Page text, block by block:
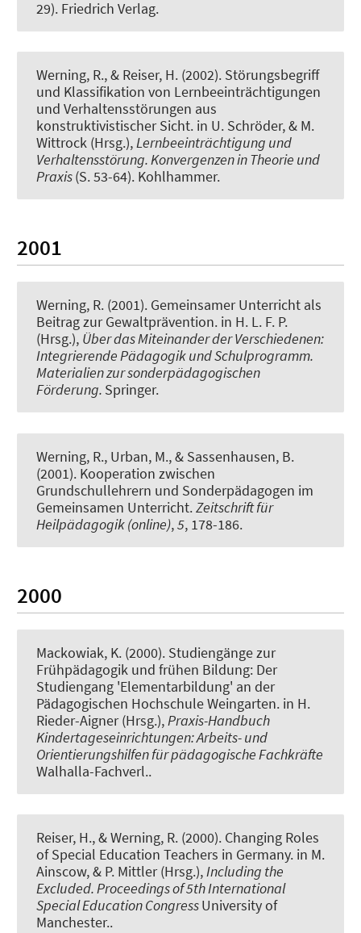
29). Friedrich Verlag.
Werning, R., & Reiser, H. (2002). Störungsbegriff
und Klassifikation von Lernbeeinträchtigungen
und Verhaltensstörungen aus
konstruktivistischer Sicht. in U. Schröder, & M.
Wittrock (Hrsg.),Lernbeeinträchtigung und
Verhaltensstörung. Konvergenzen in Theorie und
Praxis(S. 53-64). Kohlhammer.
2001
Werning, R. (2001). Gemeinsamer Unterricht als
Beitrag zur Gewaltprävention. in H. L. F. P.
(Hrsg.), Über das Miteinander der Verschiedenen:
Integrierende Pädagogik und Schulprogramm.
Materialien zur sonderpädagogischen
Förderung. Springer.
Werning, R., Urban, M., & Sassenhausen, B.
(2001). Kooperation zwischen
Grundschullehrern und Sonderpädagogen im
Gemeinsamen Unterricht.Zeitschrift für
Heilpädagogik (online),5, 178-186.
2000
Mackowiak, K. (2000). Studiengänge zur
Frühpädagogik und frühen Bildung: Der
Studiengang 'Elementarbildung' an der
Pädagogischen Hochschule Weingarten. in H.
Rieder-Aigner (Hrsg.),Praxis-Handbuch
Kindertageseinrichtungen: Arbeits- und
Orientierungshilfen für pädagogische Fachkräfte
Walhalla-Fachverl..
Reiser, H., & Werning, R. (2000). Changing Roles
of Special Education Teachers in Germany. in M.
Ainscow, & P. Mittler (Hrsg.),Including the
Excluded. Proceedings of 5th International
Special Education CongressUniversity of
Manchester..